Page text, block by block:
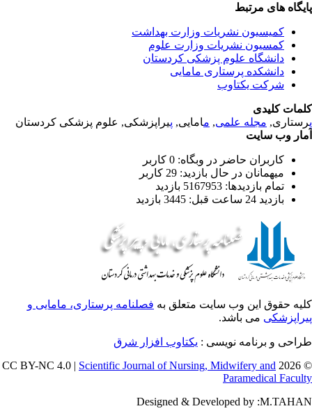
های مرتبط
کمیسیون نشریات وزارت بهداشت
کمسیون نشریات وزارت علوم
دانشگاه علوم پزشکی کردستان
دانشکده پرستاری مامایی
شرکت یکتاوب
کلیدی
مجله علمی, م امایی, پیراپزشکی, علوم پزشکی کردستان
وب سایت
کاربران حاضر در وبگاه: 0 کاربر
میهمانان در حال بازدید: 29 کاربر
تمام بازدید‌ها: 5167953 بازدید
بازدید 24 ساعت قبل: 3445 بازدید
حقوق این وب سایت متعلق بهفصلنامه پرستاری، مامایی و
می باشد.
و برنامه نویسی : یکتاوب افزار شرق
©
Scientific Journal of Nursing, Midwifery and
Paramedical
Designed & Developed by